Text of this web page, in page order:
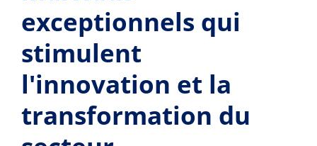
exceptionnels qui
stimulent
l'innovation et la
transformation du